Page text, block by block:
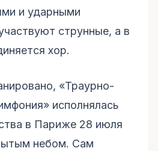
и ударными
струнные, а в
хор.
«Траурно-
исполнялась
в Париже 28 июля
небом. Сам